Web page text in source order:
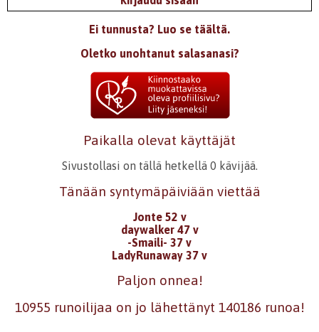
Ei tunnusta? Luo se täältä.
Oletko unohtanut salasanasi?
Paikalla olevat käyttäjät
Sivustollasi on tällä hetkellä 0 kävijää.
Tänään syntymäpäiviään viettää
Jonte 52 v
daywalker 47 v
-Smaili- 37 v
LadyRunaway 37 v
Paljon onnea!
10955 runoilijaa on jo lähettänyt 140186 runoa!